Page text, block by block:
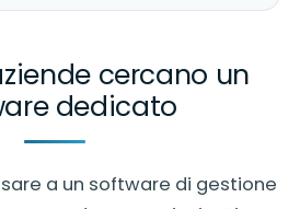
cercano un
dedicato
a un software di gestione